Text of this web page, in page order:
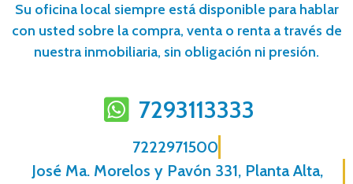
Su oficina local siempre está disponible para hablar
con usted sobre la compra, venta o renta a través de
nuestra inmobiliaria, sin obligación ni presión.
7293113333
7222971500
José Ma. Morelos y Pavón 331, Planta Alta,